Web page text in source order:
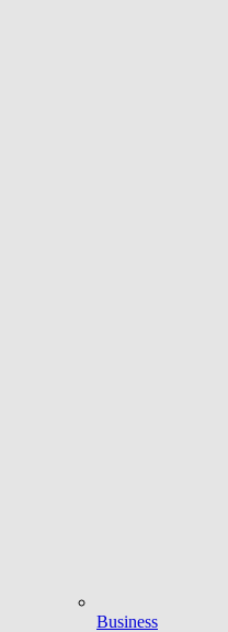
Business